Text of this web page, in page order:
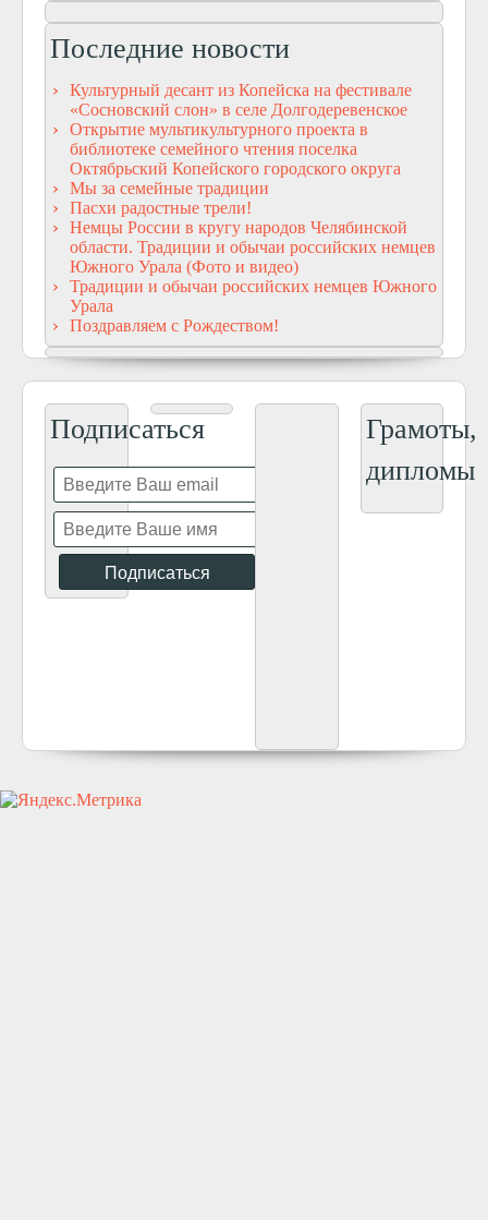
Последние новости
Культурный десант из Копейска на фестивале
«Сосновский слон» в селе Долгодеревенское
Открытие мультикультурного проекта в
библиотеке семейного чтения поселка
Октябрьский Копейского городского округа
Мы за семейные традиции
Пасхи радостные трели!
Немцы России в кругу народов Челябинской
области. Традиции и обычаи российских немцев
Южного Урала (Фото и видео)
Традиции и обычаи российских немцев Южного
Урала
Поздравляем с Рождеством!
Подписаться
Грамоты,
дипломы
icivil.ru